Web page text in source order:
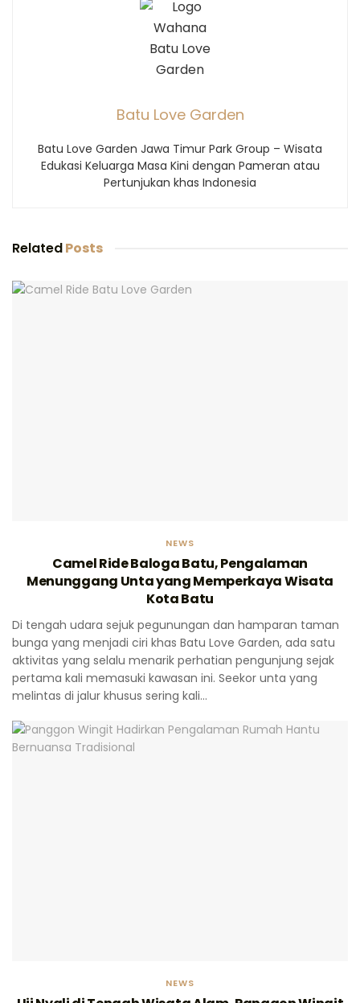
Batu Love Garden
Batu Love Garden Jawa Timur Park Group – Wisata
Edukasi Keluarga Masa Kini dengan Pameran atau
Pertunjukan khas Indonesia
RelatedPosts
NEWS
Camel Ride Baloga Batu, Pengalaman
Menunggang Unta yang Memperkaya Wisata
Kota Batu
Di tengah udara sejuk pegunungan dan hamparan taman
bunga yang menjadi ciri khas Batu Love Garden, ada satu
aktivitas yang selalu menarik perhatian pengunjung sejak
pertama kali memasuki kawasan ini. Seekor unta yang
melintas di jalur khusus sering kali...
NEWS